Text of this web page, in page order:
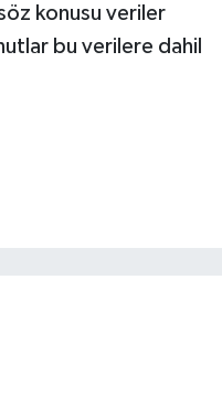
konusu veriler
bu verilere dahil